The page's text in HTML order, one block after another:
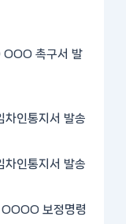
촉구서 발
인통지서 발송
인통지서 발송
보정명령